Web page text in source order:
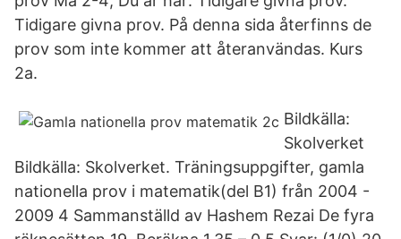
Tidigare givna prov. På denna sida återfinns de
prov som inte kommer att återanvändas. Kurs
2a.
Bildkälla:
Skolverket
Bildkälla: Skolverket. Träningsuppgifter, gamla
nationella prov i matematik(del B1) från 2004 -
2009 4 Sammanställd av Hashem Rezai De fyra